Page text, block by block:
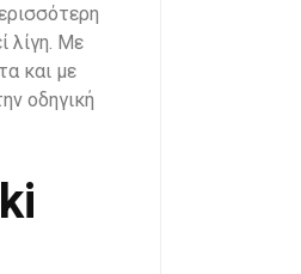
λίγη. Με
και με
οδηγική